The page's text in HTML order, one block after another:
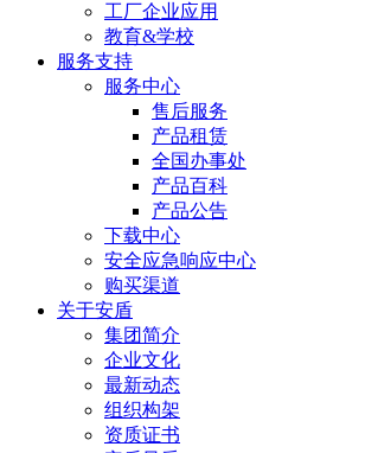
工厂企业应用
教育&学校
服务支持
服务中心
售后服务
产品租赁
全国办事处
产品百科
产品公告
下载中心
安全应急响应中心
购买渠道
关于安盾
集团简介
企业文化
最新动态
组织构架
资质证书